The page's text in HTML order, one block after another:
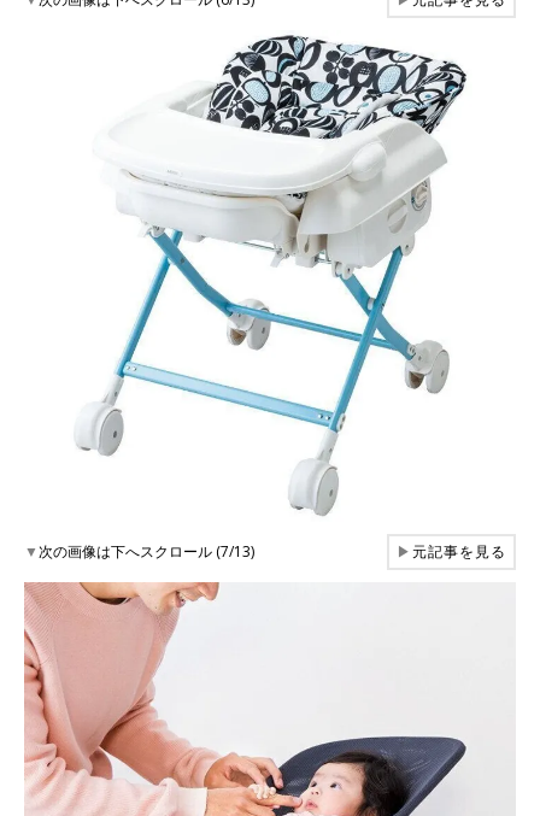
▼次の画像は下へスクロール (7/13) ▶元記事を見る